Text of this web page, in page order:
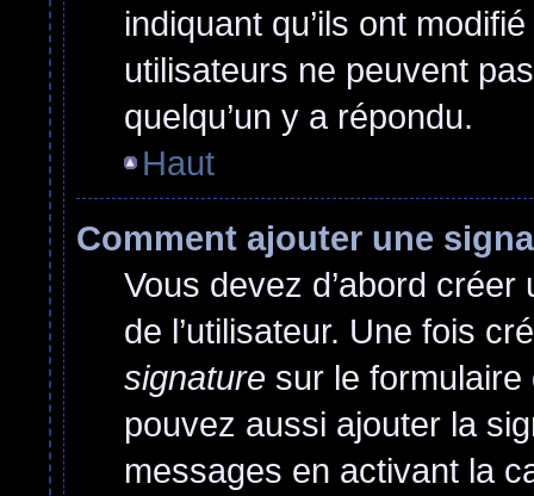
indiquant qu’ils ont
utilisateurs ne peuvent
quelqu’un y a répondu.
Haut
Comment ajouter une
Vous devez d’abord
de l’utilisateur. Une fois
signature sur le
pouvez aussi ajouter la
messages en activant la